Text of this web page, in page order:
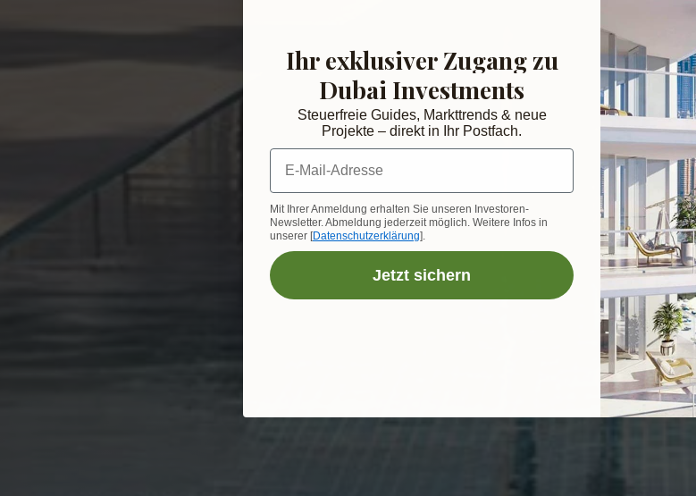
Ihr exklusiver Zugang zu
Dubai Investments
Steuerfreie Guides, Markttrends & neue
Projekte – direkt in Ihr Postfach.
E-Mail-Adresse
Mit Ihrer Anmeldung erhalten Sie unseren Investoren-
Newsletter. Abmeldung jederzeit möglich. Weitere Infos in
unserer [Datenschutzerklärung].
Jetzt sichern